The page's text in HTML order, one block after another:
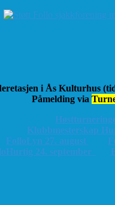
i Ås Kulturhus
Påmelding via
Klubbmesterskap
FolloLyn 27. august
24. september